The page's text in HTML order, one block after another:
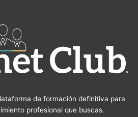
de formación definitiva para
profesional que buscas.